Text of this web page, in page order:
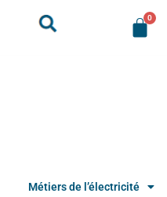
Métiers de l’électricité